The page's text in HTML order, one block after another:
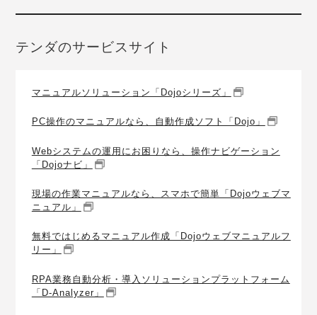
テンダのサービスサイト
マニュアルソリューション「Dojoシリーズ」
PC操作のマニュアルなら、自動作成ソフト「Dojo」
Webシステムの運用にお困りなら、操作ナビゲーション
「Dojoナビ」
現場の作業マニュアルなら、スマホで簡単「Dojoウェブマ
ニュアル」
無料ではじめるマニュアル作成「Dojoウェブマニュアルフ
リー」
RPA業務自動分析・導入ソリューションプラットフォーム
「D-Analyzer」